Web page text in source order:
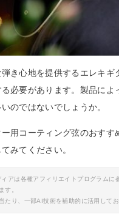
き心地を提供するエレキ
必要があります。製品に
のではないでしょうか。
用コーティング弦のおす
みてください。
アは各種アフィリエイトプログラムに
す。
り、一部AI技術を補助的に活用してお